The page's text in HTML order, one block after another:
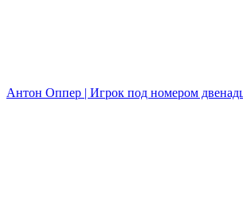
Антон Оппер | Игрок под номером